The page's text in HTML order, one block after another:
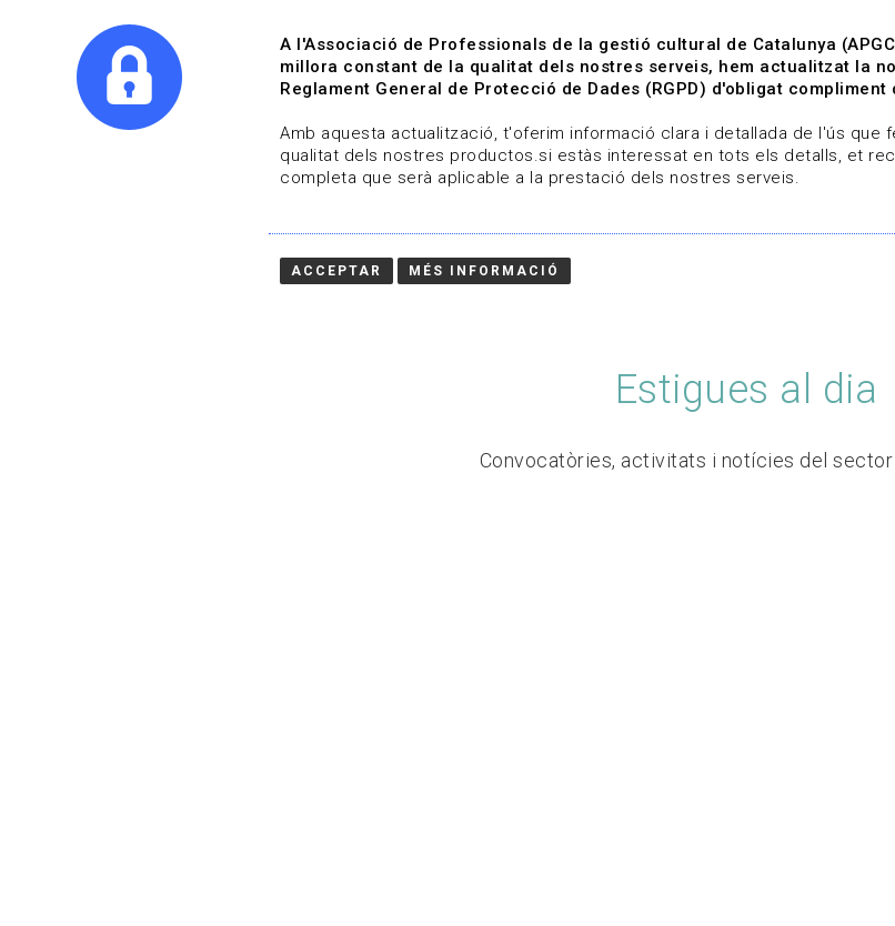
Qui som Línies de treball Projectes
Estigues al dia
Convocatòries, activitats i notícies del sector
A l'Associació de Professionals de la gestió cultural de Catalunya
millora constant de la qualitat dels nostres serveis, hem actualitzat la
Reglament General de Protecció de Dades (RGPD) d'obligat
Amb aquesta actualització, t'oferim informació clara i detallada de l'ús
qualitat dels nostres productos.si estàs interessat en tots els detalls, et
completa que serà aplicable a la prestació dels nostres serveis.
ACCEPTAR MÉS INFORMACIÓ